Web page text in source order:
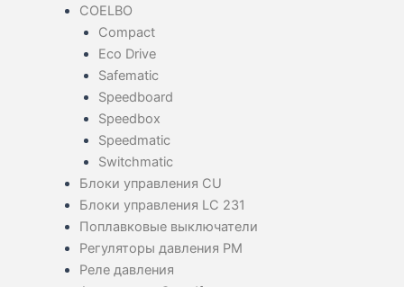
COELBO
Compact
Eco Drive
Safematic
Speedboard
Speedbox
Speedmatic
Switchmatic
Блоки управления CU
Блоки управления LC 231
Поплавковые выключатели
Регуляторы давления PM
Реле давления